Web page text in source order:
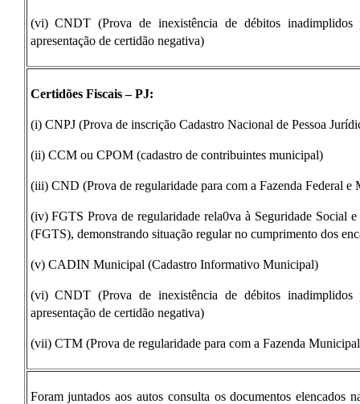
(vi) CNDT (Prova de inexistência de débitos inadimplidos
apresentação de certidão negativa)
Certidões Fiscais – PJ:
(i) CNPJ (Prova de inscrição Cadastro Nacional de Pessoa
(ii) CCM ou CPOM (cadastro de contribuintes municipal)
(iii) CND (Prova de regularidade para com a Fazenda Federal e
(iv) FGTS Prova de regularidade rela0va à Seguridade Social
(FGTS), demonstrando situação regular no cumprimento dos
(v) CADIN Municipal (Cadastro Informativo Municipal)
(vi) CNDT (Prova de inexistência de débitos inadimplidos
apresentação de certidão negativa)
(vii) CTM (Prova de regularidade para com a Fazenda
Foram juntados aos autos consulta os documentos